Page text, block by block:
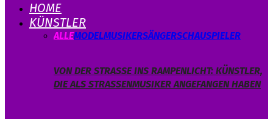
HOME
KÜNSTLER
ALLEMODELMUSIKERSÄNGERSCHAUSPIELER
VON DER STRASSE INS RAMPENLICHT: KÜNSTLER, D
IE ALS STRASSENMUSIKER ANGEFANGEN HABEN